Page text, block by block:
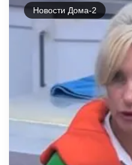
Новости Дома-2